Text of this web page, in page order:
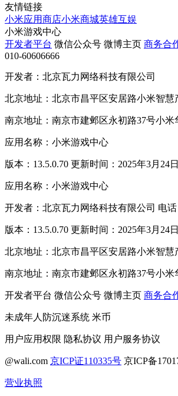
友情链接
小米应用商店小米商城英雄互娱
小米游戏中心
开发者平台 微信公众号 微博主页 商务合
010-60606666
开发者：北京瓦力网络科技有限公司
北京地址：北京市昌平区安居路小米智慧
南京地址：南京市建邺区永初路37号小米
应用名称：小米游戏中心
版本：13.5.0.70 更新时间：2025年3月24日
应用名称：小米游戏中心
开发者：北京瓦力网络科技有限公司 电话
版本：13.5.0.70 更新时间：2025年3月24日
北京地址：北京市昌平区安居路小米智慧
南京地址：南京市建邺区永初路37号小米
开发者平台 微信公众号 微博主页 商务合
未成年人防沉迷系统 米币
用户应用权限 隐私协议 用户服务协议
@wali.com 京ICP证110335号 京ICP备
营业执照